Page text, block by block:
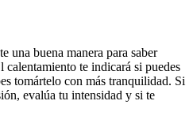
una buena manera para saber
calentamiento te indicará si puedes
tomártelo con más tranquilidad. Si
evalúa tu intensidad y si te